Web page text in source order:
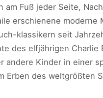
am Fuß jeder Seite,
erschienene
klassikern seit
des elfjährigen
andere Kinder in einer
Erben des weltgrößten